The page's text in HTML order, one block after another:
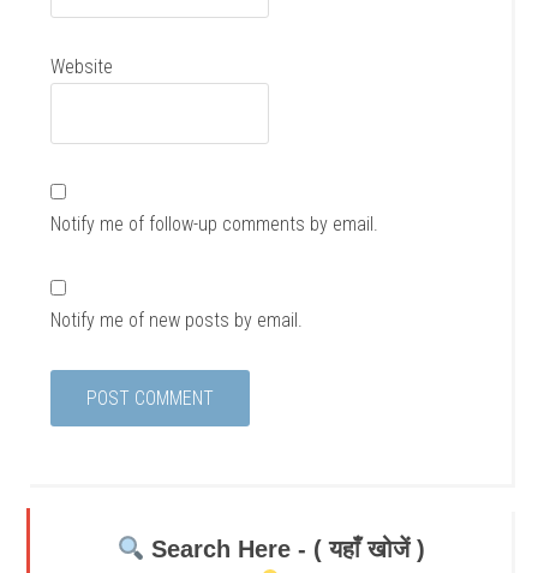
Website
Notify me of follow-up comments by email.
Notify me of new posts by email.
Search Here - ( यहाँ खोजें )